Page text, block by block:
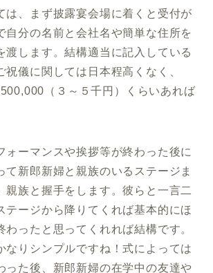
は、まず披露宴会場に着くと受付が
自分の名前と会社名や簡単な住所を
渡します。結構適当に記入している
祝儀に関しては日本程高くなく、
（３～５千円）くらいあれば
ォーマンスや挨拶等が終わった後に
て新郎新婦と親族のいるステージま
親族と握手をします。彼らと一言二
テージから降りてくれば基本的にほ
わったと思ってくれれば結構です。
なりシンプルですね！式によっては
った後、新郎新婦の在学中の友達や